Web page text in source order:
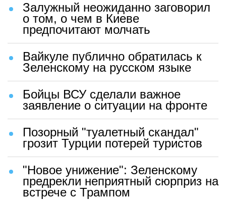
Залужный неожиданно заговорил
о том, о чем в Киеве
предпочитают молчать
Вайкуле публично обратилась к
Зеленскому на русском языке
Бойцы ВСУ сделали важное
заявление о ситуации на фронте
Позорный "туалетный скандал"
грозит Турции потерей туристов
"Новое унижение": Зеленскому
предрекли неприятный сюрприз на
встрече с Трампом